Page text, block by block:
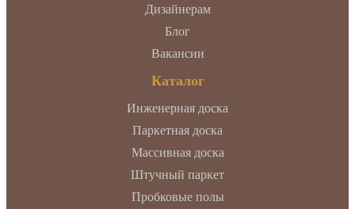
Дизайнерам
Блог
Вакансии
Каталог
Инженерная доска
Паркетная доска
Массивная доска
Штучный паркет
Пробковые полы